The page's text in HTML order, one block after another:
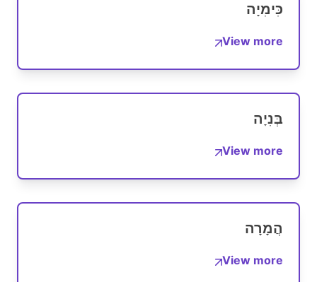
כִּימִיָה
View more
בְּנִיָה
View more
הֲמָרָה
View more